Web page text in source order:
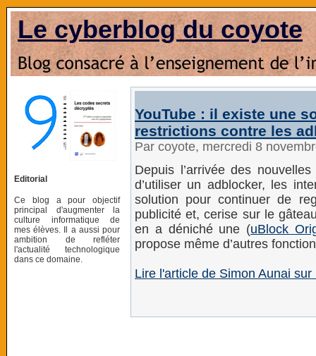
Le cyberblog du coyote
Editorial
Ce blog a pour objectif
principal d'augmenter la
culture informatique de
mes élèves. Il a aussi pour
ambition de refléter
l'actualité technologique
dans ce domaine.
YouTube : il existe une
restrictions contre les
Par coyote, mercredi 8
Depuis l’arrivée des
d’utiliser un adblocker, les
solution pour continuer de
publicité et, cerise sur le
en a déniché une (uBlock
propose même d’autres
Lire l'article de Simon Aunai